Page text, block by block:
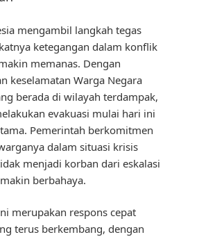
mengambil langkah tegas
ketegangan dalam konflik
memanas. Dengan
keselamatan Warga Negara
berada di wilayah terdampak,
evakuasi mulai hari ini
Pemerintah berkomitmen
dalam situasi krisis
menjadi korban dari eskalasi
berbahaya.
merupakan respons cepat
terus berkembang, dengan